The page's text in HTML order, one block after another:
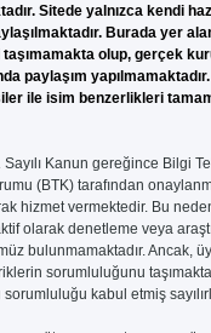
Sitede yalnızca kendi
Burada yer
taşımamakta olup, gerçek
paylaşım
ile isim benzerlikleri
Kanun gereğince Bilgi
(BTK) tarafından
hizmet vermektedir. Bu
olarak denetleme veya
bulunmamaktadır. Ancak,
sorumluluğunu
kabul etmiş